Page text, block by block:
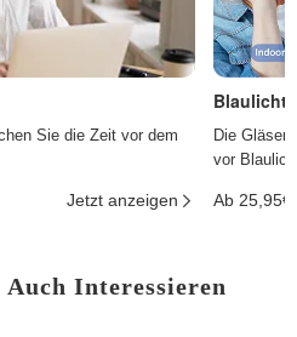
Sie die Zeit vor dem
Jetzt anzeigen
Die Gläser
vor
Ab 25,95€
Auch Interessieren